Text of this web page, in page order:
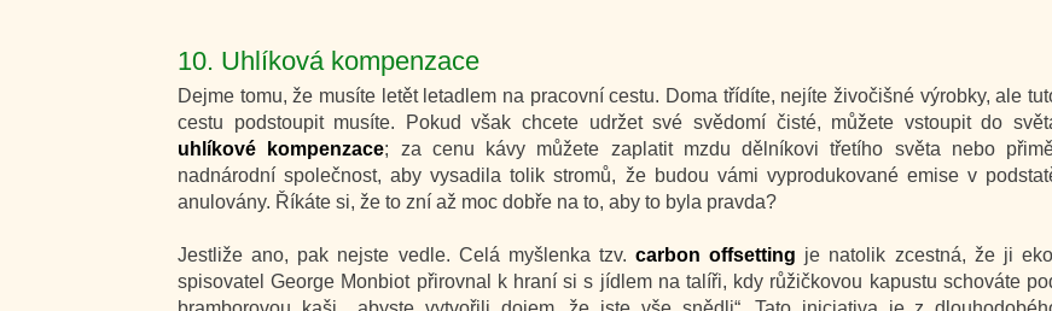
10. Uhlíková kompenzace
Dejme tomu, že musíte letět letadlem na pracovní cestu. Doma třídíte, nejíte živočišné výrobky, ale
cestu podstoupit musíte. Pokud však chcete udržet své svědomí čisté, můžete vstoupit do
uhlíkové kompenzace; za cenu kávy můžete zaplatit mzdu dělníkovi třetího světa nebo
nadnárodní společnost, aby vysadila tolik stromů, že budou vámi vyprodukované emise v
anulovány. Říkáte si, že to zní až moc dobře na to, aby to byla pravda?
Jestliže ano, pak nejste vedle. Celá myšlenka tzv. carbon offsetting je natolik zcestná, že ji
spisovatel George Monbiot přirovnal k hraní si s jídlem na talíři, kdy růžičkovou kapustu schováte